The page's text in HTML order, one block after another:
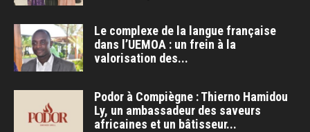
Le complexe de la langue française
dans l’UEMOA : un frein à la
valorisation des...
Podor à Compiègne : Thierno Hamidou
Ly, un ambassadeur des saveurs
africaines et un bâtisseur...